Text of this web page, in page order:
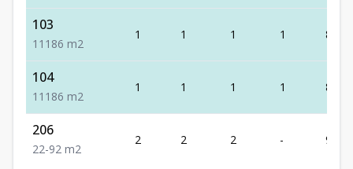
103
1 1 1 86 m2
1 1 1 1 86
104
1 1 1 86 m2
1 1 1 1 86
206
22-92 m2
2 2 2 - 92